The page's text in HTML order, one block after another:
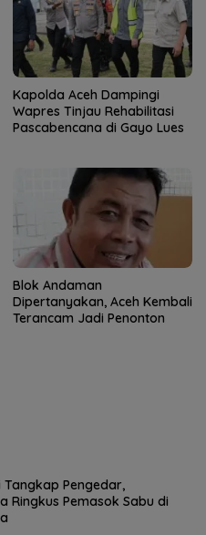
Kapolda Aceh Dampingi
Wapres Tinjau Rehabilitasi
Pascabencana di Gayo Lues
Blok Andaman
Dipertanyakan, Aceh Kembali
Terancam Jadi Penonton
Tangkap Pengedar,
Ringkus Pemasok Sabu di